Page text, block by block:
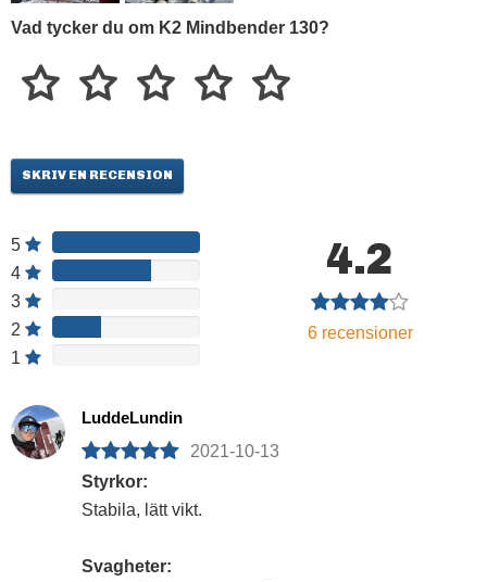
Vad tycker du om K2 Mindbender 130?
SKRIV EN RECENSION
5
4
3
2
1
4.2
6recensioner
LuddeLundin
2021-10-13
Styrkor:
Stabila, lätt vikt.
Svagheter: